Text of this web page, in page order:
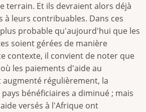
terrain. Et ils devraient alors déjà
à leurs contribuables. Dans ces
probable qu'aujourd'hui que les
soient gérées de manière
contexte, il convient de noter que
les paiements d'aide au
régulièrement, la
bénéficiaires a diminué ; mais
versés à l'Afrique ont